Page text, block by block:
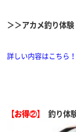
＞＞アカメ釣り体
詳しい内容はこちら！
【お得②】 釣り体